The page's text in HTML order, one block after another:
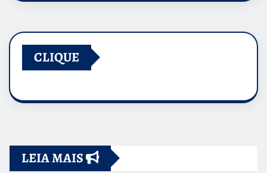
CLIQUE
LEIA MAIS